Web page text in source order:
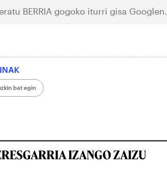
BERRIA gogoko iturri gisa Googlen.
bat egin
IZANGO ZAIZU